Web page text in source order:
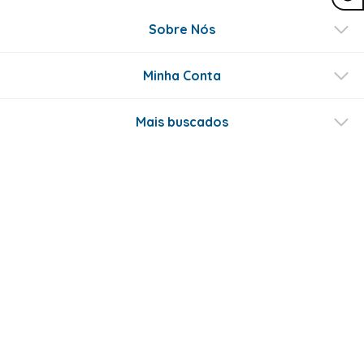
Sobre Nós
Minha Conta
Mais buscados